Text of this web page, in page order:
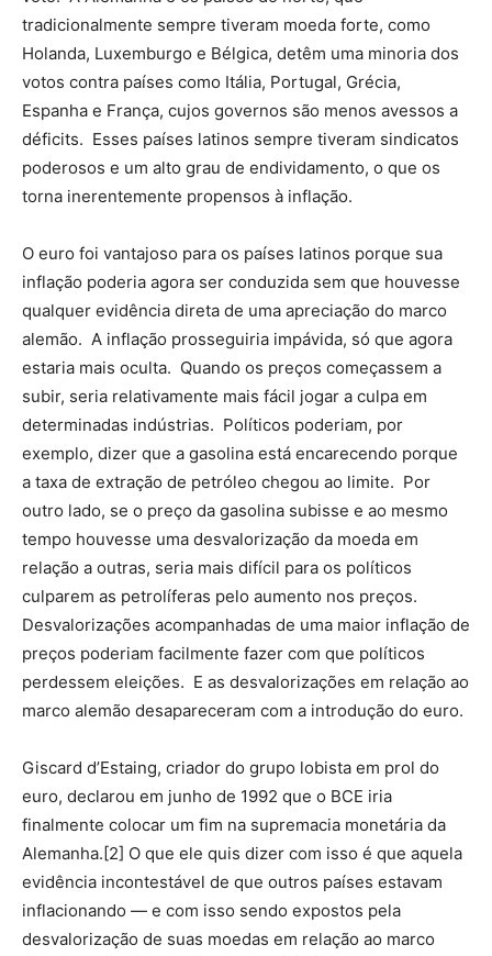
tradicionalmente sempre tiveram moeda forte, como
Holanda, Luxemburgo e Bélgica, detêm uma minoria dos
votos contra países como Itália, Portugal, Grécia,
Espanha e França, cujos governos são menos avessos a
déficits. Esses países latinos sempre tiveram sindicatos
poderosos e um alto grau de endividamento, o que os
torna inerentemente propensos à inflação.
O euro foi vantajoso para os países latinos porque sua
inflação poderia agora ser conduzida sem que houvesse
qualquer evidência direta de uma apreciação do marco
alemão. A inflação prosseguiria impávida, só que agora
estaria mais oculta. Quando os preços começassem a
subir, seria relativamente mais fácil jogar a culpa em
determinadas indústrias. Políticos poderiam, por
exemplo, dizer que a gasolina está encarecendo porque
a taxa de extração de petróleo chegou ao limite. Por
outro lado, se o preço da gasolina subisse e ao mesmo
tempo houvesse uma desvalorização da moeda em
relação a outras, seria mais difícil para os políticos
culparem as petrolíferas pelo aumento nos preços.
Desvalorizações acompanhadas de uma maior inflação de
preços poderiam facilmente fazer com que políticos
perdessem eleições. E as desvalorizações em relação ao
marco alemão desapareceram com a introdução do euro.
Giscard d’Estaing, criador do grupo lobista em prol do
euro, declarou em junho de 1992 que o BCE iria
finalmente colocar um fim na supremacia monetária da
Alemanha.[2] O que ele quis dizer com isso é que aquela
evidência incontestável de que outros países estavam
inflacionando — e com isso sendo expostos pela
desvalorização de suas moedas em relação ao marco